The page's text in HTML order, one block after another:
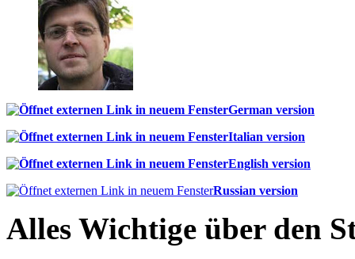
German version
Italian version
English version
Russian version
Alles Wichtige über den